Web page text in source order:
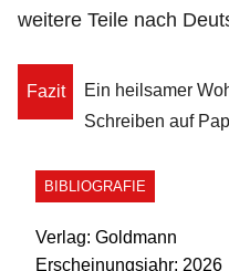
weitere Teile nach
Fazit
Ein heilsamer
Schreiben auf
BIBLIOGRAFIE
Verlag: Goldmann
Erscheinungsjahr: 2026